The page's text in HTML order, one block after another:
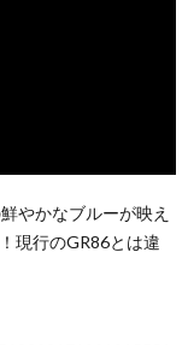
やかなブルーが映え
現行のGR86とは違